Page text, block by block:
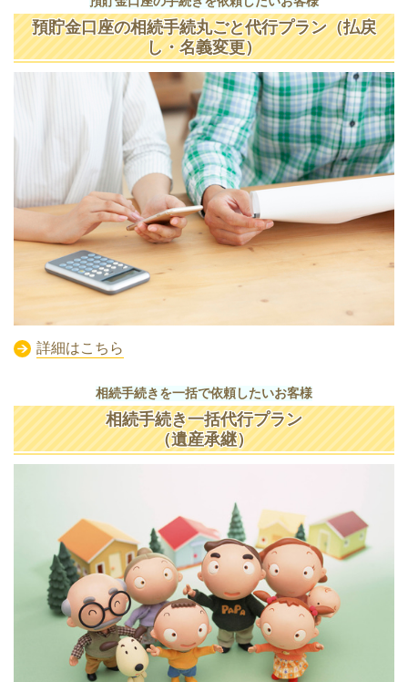
預貯金口座の相続手続丸ごと代行プラン（払戻
し・名義変更）
詳細はこちら
相続手続きを一括で依頼したいお客様
相続手続き一括代行プラン
（遺産承継）